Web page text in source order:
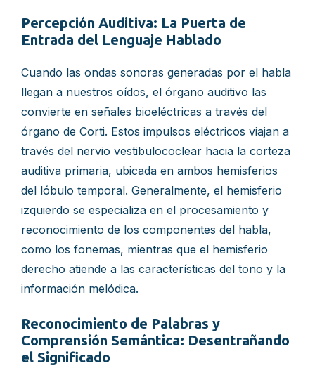
Percepción Auditiva: La Puerta de
Entrada del Lenguaje Hablado
Cuando las ondas sonoras generadas por el habla
llegan a nuestros oídos, el órgano auditivo las
convierte en señales bioeléctricas a través del
órgano de Corti. Estos impulsos eléctricos viajan a
través del nervio vestibulococlear hacia la corteza
auditiva primaria, ubicada en ambos hemisferios
del lóbulo temporal. Generalmente, el hemisferio
izquierdo se especializa en el procesamiento y
reconocimiento de los componentes del habla,
como los fonemas, mientras que el hemisferio
derecho atiende a las características del tono y la
información melódica.
Reconocimiento de Palabras y
Comprensión Semántica: Desentrañando
el Significado